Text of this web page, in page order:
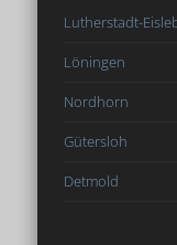
Lutherstadt-
Löningen
Nordhorn
Gütersloh
Detmold